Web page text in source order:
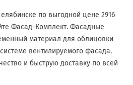
по выгодной цене 2916
Фасад-Комплект. Фасадные
материал для облицовки
вентилируемого фасада.
и быструю доставку по всей